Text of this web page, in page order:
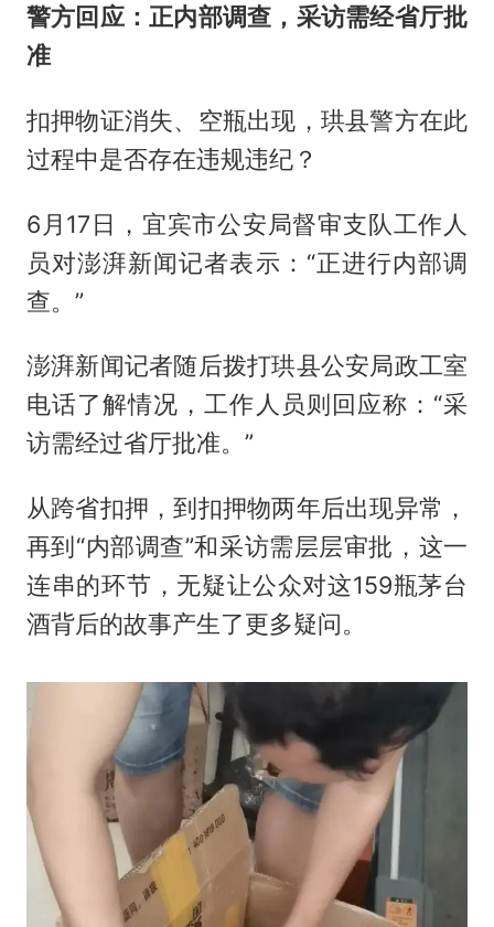
警方回应：正内部调查，采访需经省厅批
准
扣押物证消失、空瓶出现，珙县警方在此
过程中是否存在违规违纪？
6月17日，宜宾市公安局督审支队工作人
员对澎湃新闻记者表示：“正进行内部调
查。”
澎湃新闻记者随后拨打珙县公安局政工室
电话了解情况，工作人员则回应称：“采
访需经过省厅批准。”
从跨省扣押，到扣押物两年后出现异常，
再到“内部调查”和采访需层层审批，这一
连串的环节，无疑让公众对这159瓶茅台
酒背后的故事产生了更多疑问。